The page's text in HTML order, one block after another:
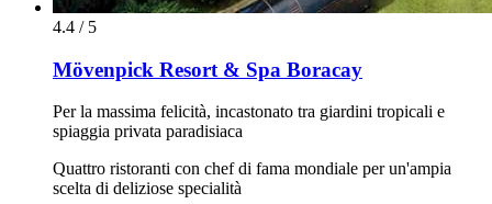
4.4 / 5
Mövenpick Resort & Spa Boracay
Per la massima felicità, incastonato tra giardini tropicali e
spiaggia privata paradisiaca
Quattro ristoranti con chef di fama mondiale per un'ampia
scelta di deliziose specialità